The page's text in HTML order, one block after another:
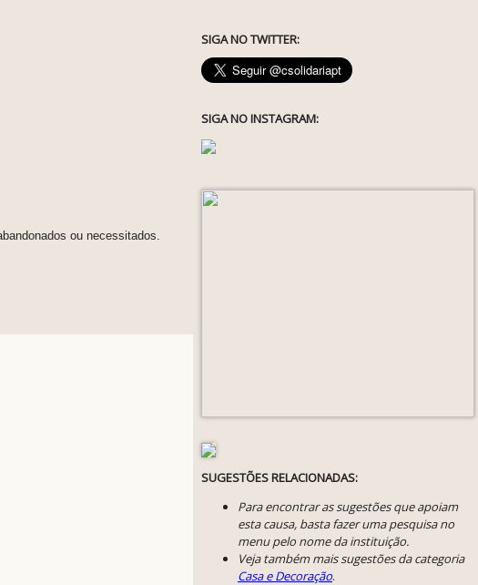
ou necessitados.
SIGA NO TWITTER:
SIGA NO INSTAGRAM:
SUGESTÕES RELACIONADAS:
Para encontrar as sugestões que apoiam
esta causa, basta fazer uma pesquisa no
menu pelo nome da instituição.
Veja também mais sugestões da categoria
Casa e Decoração.